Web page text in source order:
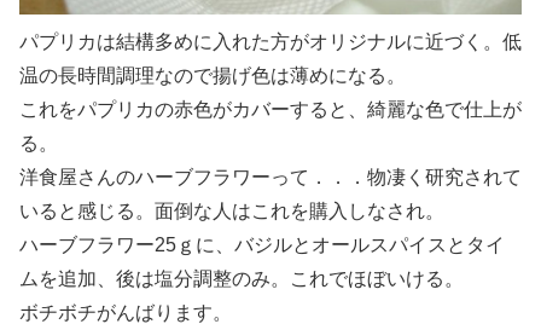
パプリカは結構多めに入れた方がオリジナルに近づく。低
温の長時間調理なので揚げ色は薄めになる。
これをパプリカの赤色がカバーすると、綺麗な色で仕上が
る。
洋食屋さんのハーブフラワーって．．．物凄く研究されて
いると感じる。面倒な人はこれを購入しなされ。
ハーブフラワー25ｇに、バジルとオールスパイスとタイ
ムを追加、後は塩分調整のみ。これでほぼいける。
ボチボチがんばります。